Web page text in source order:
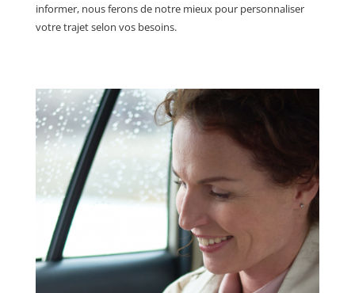
informer, nous ferons de notre mieux pour personnaliser
votre trajet selon vos besoins.